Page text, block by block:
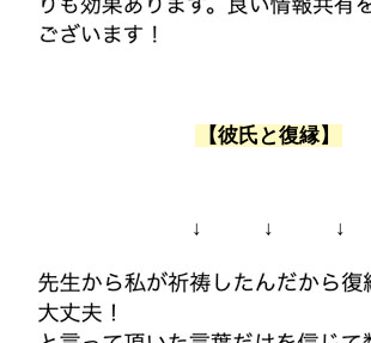
【彼氏と復縁】
↓ ↓ ↓